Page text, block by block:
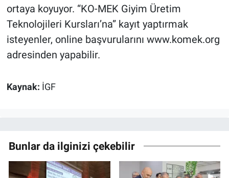
ortaya koyuyor. “KO-MEK Giyim Üretim
Teknolojileri Kursları’na” kayıt yaptırmak
isteyenler, online başvurularını www.komek.org
adresinden yapabilir.
Kaynak: İGF
Bunlar da ilginizi çekebilir